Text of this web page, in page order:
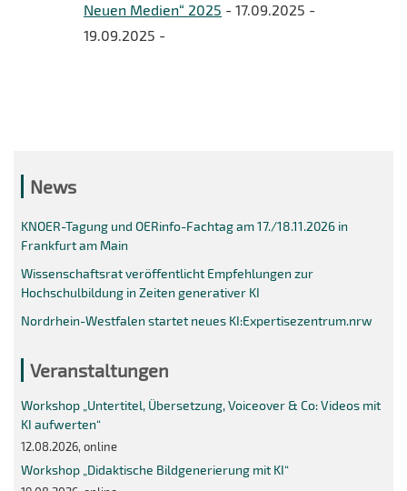
Neuen Medien“ 2025 - 17.09.2025 -
19.09.2025 -
News
KNOER-Tagung und OERinfo-Fachtag am 17./18.11.2026 in
Frankfurt am Main
Wissenschaftsrat veröffentlicht Empfehlungen zur
Hochschulbildung in Zeiten generativer KI
Nordrhein-Westfalen startet neues KI:Expertisezentrum.nrw
Veranstaltungen
Workshop „Untertitel, Übersetzung, Voiceover & Co: Videos mit
KI aufwerten“
12.08.2026, online
Workshop „Didaktische Bildgenerierung mit KI“